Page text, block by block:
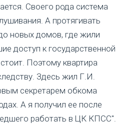
Своего рода система
А протягивать
новых домов, где жили
доступ к государственной
Поэтому квартира
Здесь жил Г.И.
секретарем обкома
А я получил ее после
работать в ЦК КПСС".